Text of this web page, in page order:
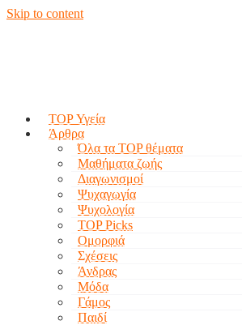
Skip to content
TOP Υγεία
Άρθρα
Όλα τα TOP θέματα
Μαθήματα ζωής
Διαγωνισμοί
Ψυχαγωγία
Ψυχολογία
TOP Picks
Ομορφιά
Σχέσεις
Άνδρας
Μόδα
Γάμος
Παιδί